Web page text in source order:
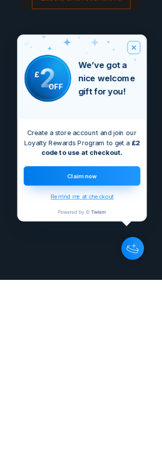
£2OFF
We’ve got a
nice welcome
gift for you!
Create a store account and join our
Loyalty Rewards Program to get a £2
code to use at checkout.
Claim now
Remind me at checkout